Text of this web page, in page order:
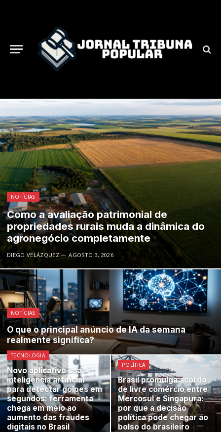
NOTÍCIAS
Como a avaliação patrimonial de
propriedades rurais muda a dinâmica do
agronegócio completamente
DIEGO VELÁZQUEZ AGOSTO 3, 2026
NOTÍCIAS
O que o principal anúncio de IA da semana
realmente significa?
TECNOLOGIA
Novo aplicativo usa
inteligência artificial
para detectar golpes em
segundos: ferramenta
chega em meio ao
aumento das fraudes
digitais no Brasil
POLÍTICA
Brasil promulga acordo
de livre comércio entre
Mercosul e Singapura:
por que a decisão
política pode chegar ao
bolso do brasileiro